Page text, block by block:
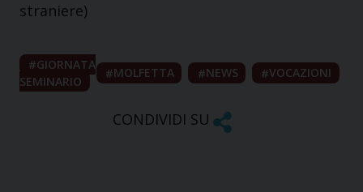
straniere)
GIORNATA
SEMINARIO
MOLFETTA NEWS VOCAZIONI
CONDIVIDI SU